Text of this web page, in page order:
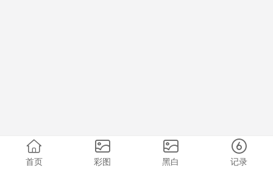
首页 彩图 黑白 记录